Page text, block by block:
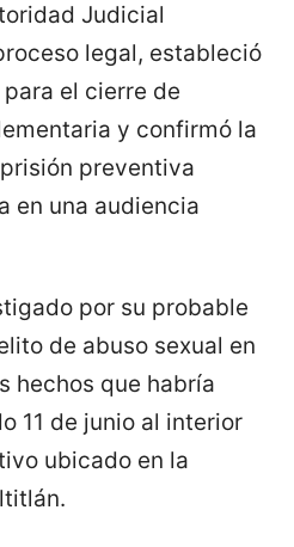
Judicial
legal, estableció
el cierre de
y confirmó la
preventiva
en una audiencia
por su probable
de abuso sexual en
hechos que habría
11 de junio al interior
ubicado en la